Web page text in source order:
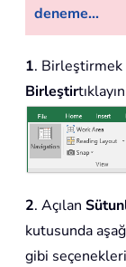
deneme...
1. Birleştirmek
Birleştir
2. Açılan
kutusunda
gibi